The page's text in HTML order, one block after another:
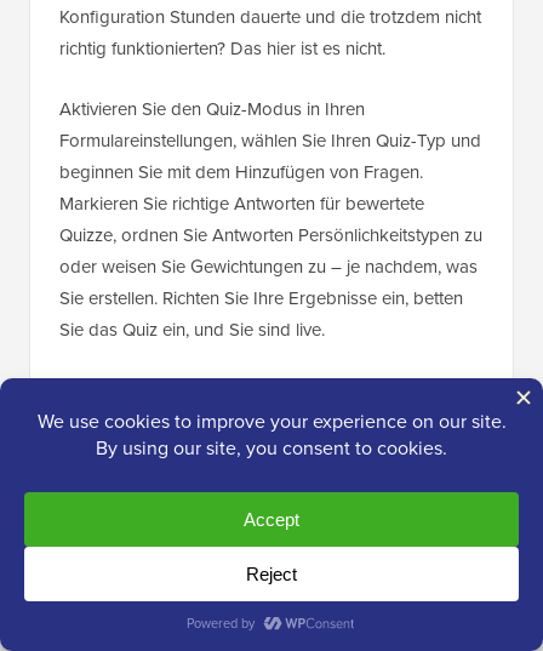
Konfiguration Stunden dauerte und die trotzdem nicht
richtig funktionierten? Das hier ist es nicht.
Aktivieren Sie den Quiz-Modus in Ihren
Formulareinstellungen, wählen Sie Ihren Quiz-Typ und
beginnen Sie mit dem Hinzufügen von Fragen.
Markieren Sie richtige Antworten für bewertete
Quizze, ordnen Sie Antworten Persönlichkeitstypen zu
oder weisen Sie Gewichtungen zu – je nachdem, was
Sie erstellen. Richten Sie Ihre Ergebnisse ein, betten
Sie das Quiz ein, und Sie sind live.
beschreiben Sie das benötigte Quiz in einfachen
Worten und lassen Sie WPForms AI es für Sie
und Ergebnissen, die zur Anpassung bereit sind.
Haben Sie bereits ein Formular, das Sie in ein Quiz
umwandeln möchten? Aktivieren Sie einfach den Quiz-